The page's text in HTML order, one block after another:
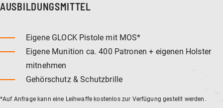
AUSBILDUNGSMITTEL
Eigene GLOCK Pistole mit MOS*
Eigene Munition ca. 400 Patronen + eigenen Holster
mitnehmen
Gehörschutz & Schutzbrille
*Auf Anfrage kann eine Leihwaffe kostenlos zur Verfügung gestellt werden.